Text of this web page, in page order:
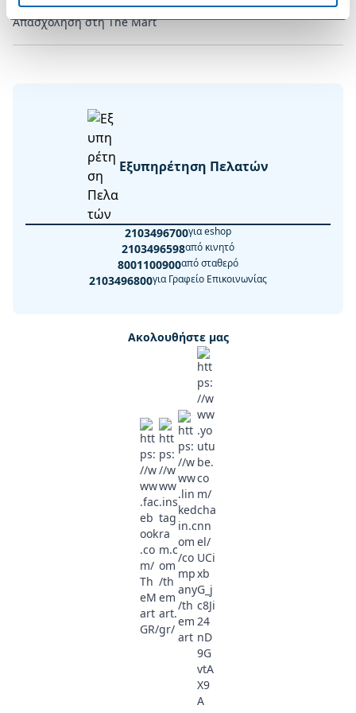
Απασχόληση στη The Mart
Εξυπηρέτηση Πελατών
2103496700για eshop
2103496598από κινητό
8001100900από σταθερό
2103496800για Γραφείο Επικοινωνίας
Ακολουθήστε μας